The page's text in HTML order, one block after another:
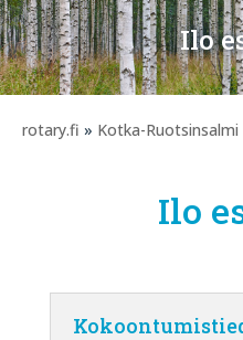
Ilo
rotary.fi » Kotka-Ruotsinsalmi
Ilo